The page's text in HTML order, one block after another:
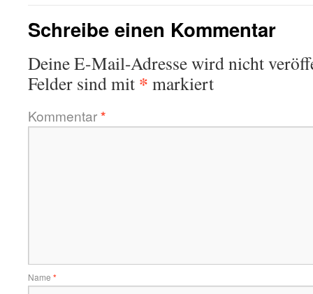
Schreibe einen Kommentar
Deine E-Mail-Adresse wird nicht
Felder sind mit * markiert
Kommentar*
Name *